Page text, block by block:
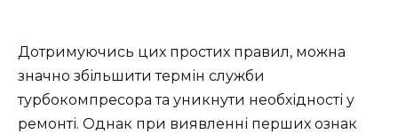
Дотримуючись цих простих правил, можна
значно збільшити термін служби
турбокомпресора та уникнути необхідності у
ремонті. Однак при виявленні перших ознак